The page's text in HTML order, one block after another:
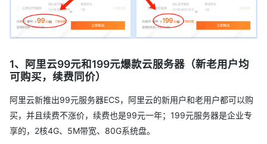
1、阿里云99元和199元爆款云服务器（新老用户均
可购买，续费同价）
阿里云新推出99元服务器ECS，阿里云的新用户和老用户都可以购
买，并且续费不涨价，续费也是99元一年；199元服务器是企业专
享的，2核4G、5M带宽、80G系统盘。